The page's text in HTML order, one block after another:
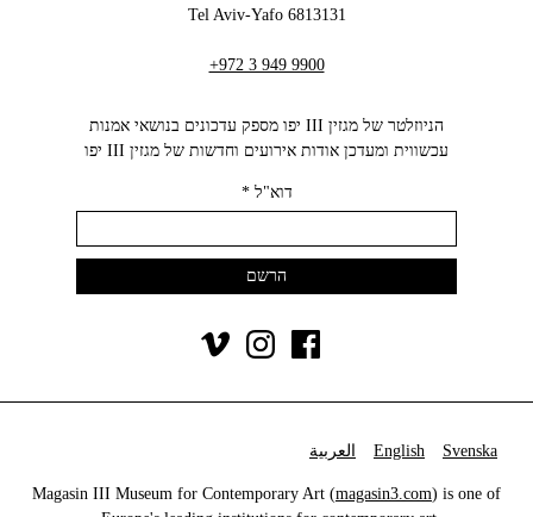
6813131 Tel Aviv-Yafo
+972 3 949 9900
הניוזלטר של מגזין III יפו מספק עדכונים בנושאי אמנות
עכשווית ומעדכן אודות אירועים וחדשות של מגזין III יפו‬
דוא"ל*
Svenska
English العربية
Magasin III Museum for Contemporary Art (magasin3.com) is one of